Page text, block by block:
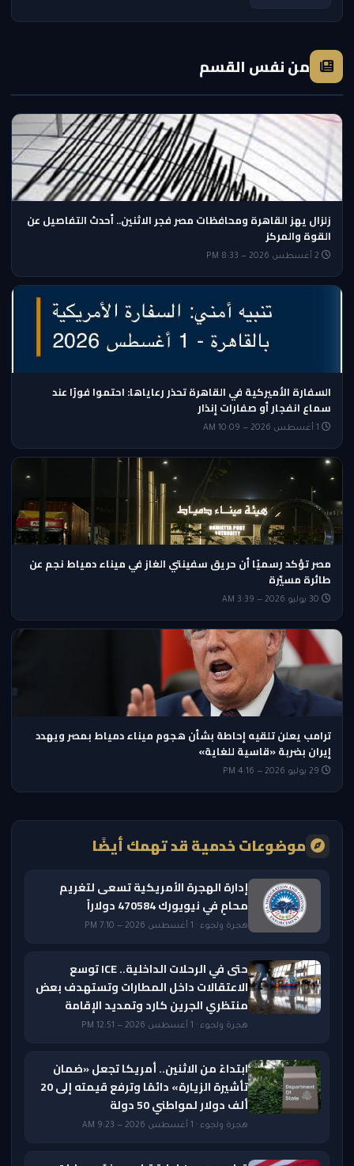
من نفس القسم
زلزال يهز القاهرة ومحافظات مصر فجر الاثنين.. أحدث التفاصيل عن
القوة والمركز
السفارة الأميركية في القاهرة تحذر رعاياها: احتموا فورًا عند
سماع انفجار أو صفارات إنذار
مصر تؤكد رسميًا أن حريق سفينتي الغاز في ميناء دمياط نجم عن
طائرة مسيّرة
ترامب يعلن تلقيه إحاطة بشأن هجوم ميناء دمياط بمصر ويهدد
إيران بضربة «قاسية للغاية»
موضوعات خدمية قد تهمك أيضًا
إدارة الهجرة الأمريكية تسعى لتغريم
محامٍ في نيويورك 470584 دولاراً
هجرة ولجوء · 1 أغسطس 2026 — 7:10 PM
حتى في الرحلات الداخلية.. ICE توسع
الاعتقالات داخل المطارات وتستهدف بعض
منتظري الجرين كارد وتمديد الإقامة
هجرة ولجوء · 1 أغسطس 2026 — 12:51 PM
ابتداءً من الاثنين.. أمريكا تجعل «ضمان
تأشيرة الزيارة» دائمًا وترفع قيمته إلى 20
ألف دولار لمواطني 50 دولة
هجرة ولجوء · 1 أغسطس 2026 — 9:23 AM